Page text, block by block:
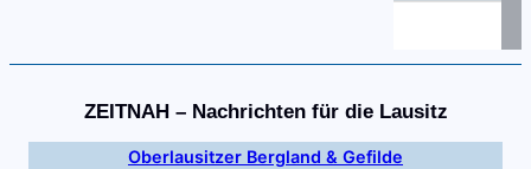
ZEITNAH – Nachrichten für die Lausitz
Oberlausitzer Bergland & Gefilde